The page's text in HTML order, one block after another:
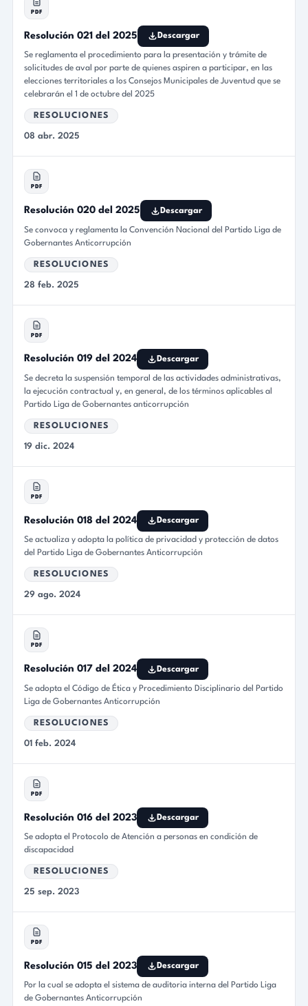
PDF
Resolución 021 del 2025 Descargar
Se reglamenta el procedimiento para la presentación y trámite de
solicitudes de aval por parte de quienes aspiren a participar, en las
elecciones territoriales a los Consejos Municipales de Juventud que se
celebrarán el 1 de octubre del 2025
RESOLUCIONES
08 abr. 2025
PDF
Resolución 020 del 2025 Descargar
Se convoca y reglamenta la Convención Nacional del Partido Liga de
Gobernantes Anticorrupción
RESOLUCIONES
28 feb. 2025
PDF
Resolución 019 del 2024 Descargar
Se decreta la suspensión temporal de las actividades administrativas,
la ejecución contractual y, en general, de los términos aplicables al
Partido Liga de Gobernantes anticorrupción
RESOLUCIONES
19 dic. 2024
PDF
Resolución 018 del 2024 Descargar
Se actualiza y adopta la política de privacidad y protección de datos
del Partido Liga de Gobernantes Anticorrupción
RESOLUCIONES
29 ago. 2024
PDF
Resolución 017 del 2024 Descargar
Se adopta el Código de Ética y Procedimiento Disciplinario del Partido
Liga de Gobernantes Anticorrupción
RESOLUCIONES
01 feb. 2024
PDF
Resolución 016 del 2023 Descargar
Se adopta el Protocolo de Atención a personas en condición de
discapacidad
RESOLUCIONES
25 sep. 2023
PDF
Resolución 015 del 2023 Descargar
Por la cual se adopta el sistema de auditoria interna del Partido Liga
de Gobernantes Anticorrupción